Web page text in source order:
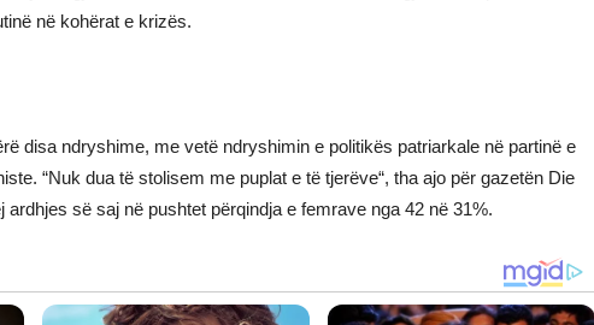
në kohërat e krizës.
disa ndryshime, me vetë ndryshimin e politikës patriarkale në partinë e
“Nuk dua të stolisem me puplat e të tjerëve“, tha ajo për gazetën Die
së saj në pushtet përqindja e femrave nga 42 në 31%.